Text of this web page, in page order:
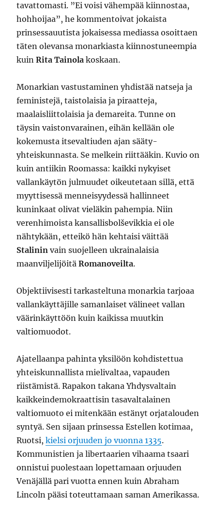
tavattomasti. ”Ei voisi vähempää kiinnostaa,
hohhoijaa”, he kommentoivat jokaista
prinsessauutista jokaisessa mediassa osoittaen
täten olevansa monarkiasta kiinnostuneempia
kuinRita Tainola koskaan.
Monarkian vastustaminen yhdistää natseja ja
feministejä, taistolaisia ja piraatteja,
maalaisliittolaisia ja demareita. Tunne on
täysin vaistonvarainen, eihän kellään ole
kokemusta itsevaltiuden ajan sääty-
yhteiskunnasta. Se melkein riittääkin. Kuvio on
kuin antiikin Roomassa: kaikki nykyiset
vallankäytön julmuudet oikeutetaan sillä, että
myyttisessä menneisyydessä hallinneet
kuninkaat olivat vieläkin pahempia. Niin
verenhimoista kansallisbolševikkia ei ole
nähtykään, etteikö hän kehtaisi väittää
Stalinin vain suojelleen ukrainalaisia
maanviljelijöitäRomanoveilta.
Objektiivisesti tarkasteltuna monarkia tarjoaa
vallankäyttäjille samanlaiset välineet vallan
väärinkäyttöön kuin kaikissa muutkin
valtiomuodot.
Ajatellaanpa pahinta yksilöön kohdistettua
yhteiskunnallista mielivaltaa, vapauden
riistämistä. Rapakon takana Yhdysvaltain
kaikkeindemokraattisin tasavaltalainen
valtiomuoto ei mitenkään estänyt orjatalouden
syntyä. Sen sijaan prinsessa Estellen kotimaa,
Ruotsi,kielsi orjuuden jo vuonna 1335.
Kommunistien ja libertaarien vihaama tsaari
onnistui puolestaan lopettamaan orjuuden
Venäjällä pari vuotta ennen kuin Abraham
Lincoln pääsi toteuttamaan saman Amerikassa.